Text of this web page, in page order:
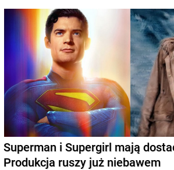
Superman i Supergirl mają
Produkcja ruszy już niebawem